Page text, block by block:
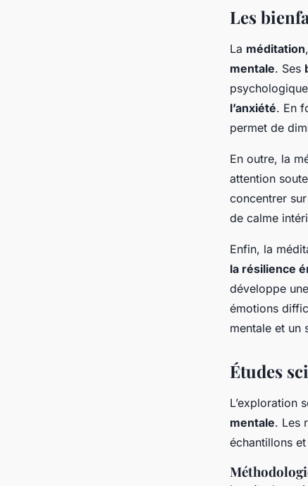
Les
La méditation
mentale. Ses
l’anxiété. En
permet de
En outre, la
attention
concentrer
de calme
Enfin, la
la résilience
développe
émotions
mentale et un
Études
L’exploration
mentale. Les
échantillons